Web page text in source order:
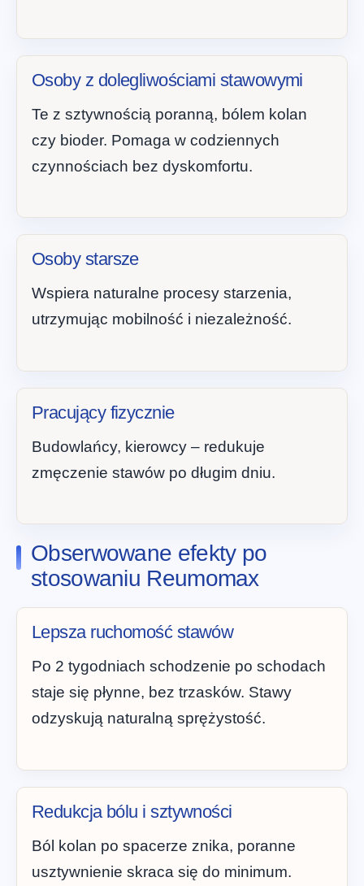
Osoby z dolegliwościami stawowymi
Te z sztywnością poranną, bólem kolan
czy bioder. Pomaga w codziennych
czynnościach bez dyskomfortu.
Osoby starsze
Wspiera naturalne procesy starzenia,
utrzymując mobilność i niezależność.
Pracujący fizycznie
Budowlańcy, kierowcy – redukuje
zmęczenie stawów po długim dniu.
Obserwowane efekty po
stosowaniu Reumomax
Lepsza ruchomość stawów
Po 2 tygodniach schodzenie po schodach
staje się płynne, bez trzasków. Stawy
odzyskują naturalną sprężystość.
Redukcja bólu i sztywności
Ból kolan po spacerze znika, poranne
usztywnienie skraca się do minimum.